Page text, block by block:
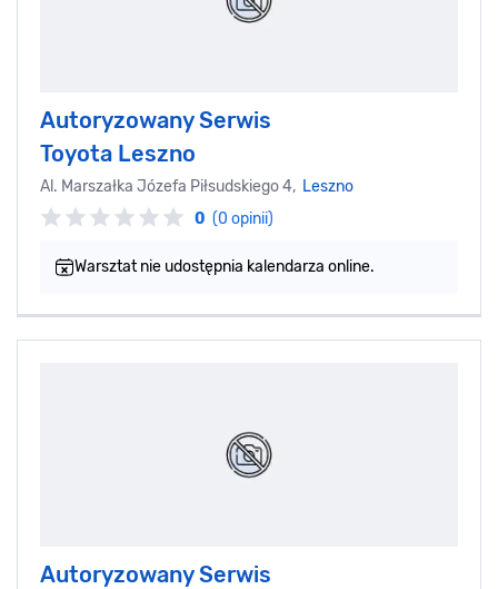
Autoryzowany Serwis
Toyota Leszno
Al. Marszałka Józefa Piłsudskiego 4, Leszno
0 (0 opinii)
Warsztat nie udostępnia kalendarza online.
Autoryzowany Serwis